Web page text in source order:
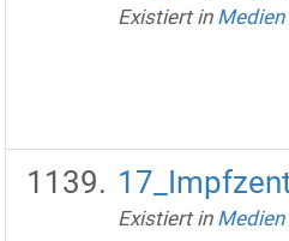
Existiert in Medien
Existiert in Medien